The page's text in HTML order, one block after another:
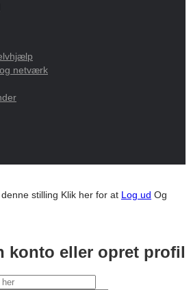
netværk
stilling Klik her for at Log ud Og
konto eller opret profil